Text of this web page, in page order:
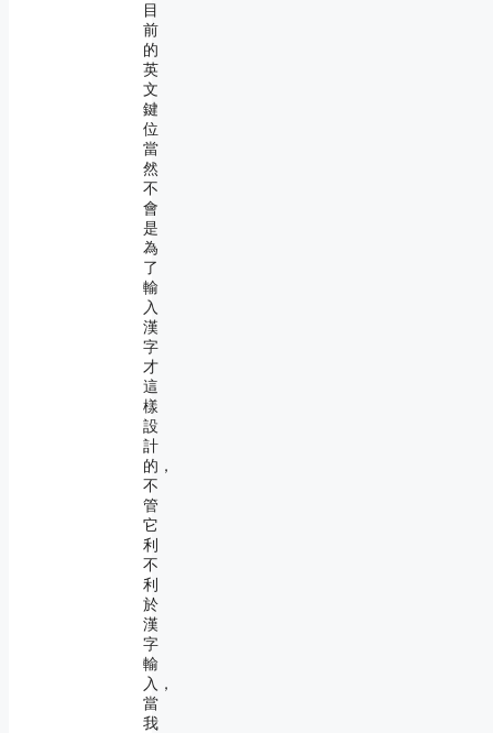
目
前
的
英
文
鍵
位
當
然
不
會
是
為
了
輸
入
漢
字
才
這
樣
設
計
的，
不
管
它
利
不
利
於
漢
字
輸
入，
當
我